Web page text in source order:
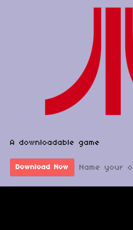
A downloadable game
Download Now Name your